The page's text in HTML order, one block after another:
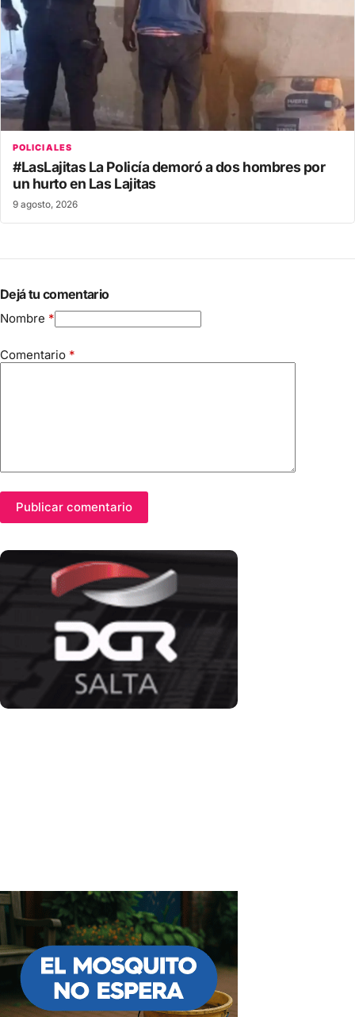
POLICIALES
#LasLajitas La Policía demoró a dos hombres por
un hurto en Las Lajitas
9 agosto, 2026
Dejá tu comentario
Nombre *
Comentario *
Publicar comentario